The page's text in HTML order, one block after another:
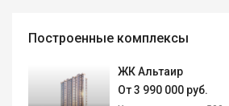
Построенные комплексы
ЖК Альтаир
От3 990 000 руб.